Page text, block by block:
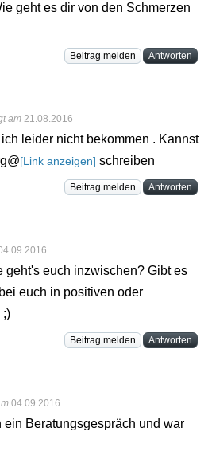
geht es dir von den Schmerzen
Beitrag melden Antworten
am 21.08.2016
leider nicht bekommen . Kannst
[Link anzeigen] schreiben
Beitrag melden Antworten
geht's euch inzwischen? Gibt es
euch in positiven oder
;)
Beitrag melden Antworten
04.09.2016
ein Beratungsgespräch und war